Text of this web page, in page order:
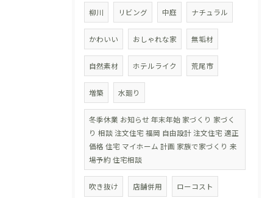
柳川 リビング 中庭 ナチュラル
かわいい おしゃれな家 無垢材
自然素材 ホテルライク 荒尾市
増築 水廻り
冬季休業 お知らせ 年末年始 家づくり 家づく
り 相談 注文住宅 福岡 自由設計 注文住宅 適正
価格 住宅 マイホーム 計画 家族で家づくり 来
場予約 住宅相談
吹き抜け 店舗併用 ローコスト